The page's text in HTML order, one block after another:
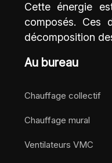
Cette énergie
composés. Ces
décomposition
Au bureau
Chauffage collectif
Chauffage mural
Ventilateurs VMC